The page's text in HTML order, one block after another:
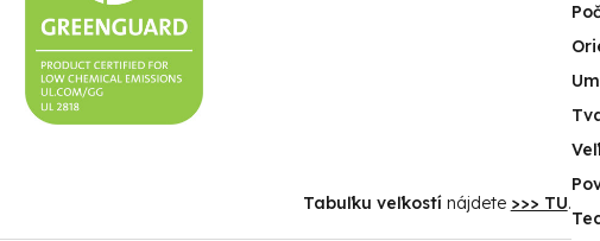
Tabuľku veľkostínájdete >>> TU.